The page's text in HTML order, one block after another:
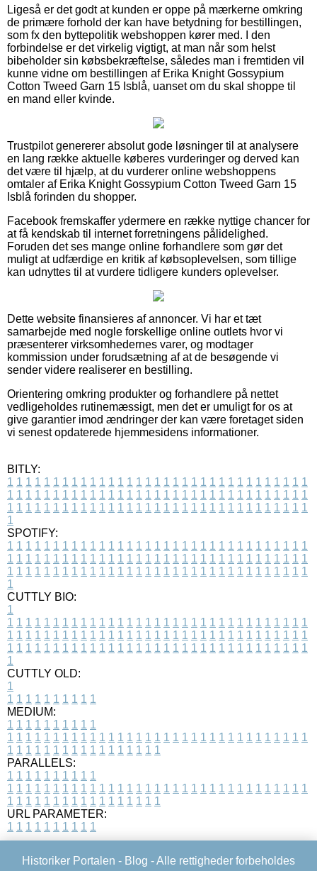
Ligeså er det godt at kunden er oppe på mærkerne omkring
de primære forhold der kan have betydning for bestillingen,
som fx den byttepolitik webshoppen kører med. I den
forbindelse er det virkelig vigtigt, at man når som helst
bibeholder sin købsbekræftelse, således man i fremtiden vil
kunne vidne om bestillingen af Erika Knight Gossypium
Cotton Tweed Garn 15 Isblå, uanset om du skal shoppe til
en mand eller kvinde.
Trustpilot genererer absolut gode løsninger til at analysere
en lang række aktuelle køberes vurderinger og derved kan
det være til hjælp, at du vurderer online webshoppens
omtaler af Erika Knight Gossypium Cotton Tweed Garn 15
Isblå forinden du shopper.
Facebook fremskaffer ydermere en række nyttige chancer for
at få kendskab til internet forretningens pålidelighed.
Foruden det ses mange online forhandlere som gør det
muligt at udfærdige en kritik af købsoplevelsen, som tillige
kan udnyttes til at vurdere tidligere kunders oplevelser.
Dette website finansieres af annoncer. Vi har et tæt
samarbejde med nogle forskellige online outlets hvor vi
præsenterer virksomhedernes varer, og modtager
kommission under forudsætning af at de besøgende vi
sender videre realiserer en bestilling.
Orientering omkring produkter og forhandlere på nettet
vedligeholdes rutinemæssigt, men det er umuligt for os at
give garantier imod ændringer der kan være foretaget siden
vi senest opdaterede hjemmesidens informationer.
BITLY:
1 1 1 1 1 1 1 1 1 1 1 1 1 1 1 1 1 1 1 1 1 1 1 1 1 1 1 1 1 1 1 1 1
1 1 1 1 1 1 1 1 1 1 1 1 1 1 1 1 1 1 1 1 1 1 1 1 1 1 1 1 1 1 1 1 1
1 1 1 1 1 1 1 1 1 1 1 1 1 1 1 1 1 1 1 1 1 1 1 1 1 1 1 1 1 1 1 1 1
1
SPOTIFY:
1 1 1 1 1 1 1 1 1 1 1 1 1 1 1 1 1 1 1 1 1 1 1 1 1 1 1 1 1 1 1 1 1
1 1 1 1 1 1 1 1 1 1 1 1 1 1 1 1 1 1 1 1 1 1 1 1 1 1 1 1 1 1 1 1 1
1 1 1 1 1 1 1 1 1 1 1 1 1 1 1 1 1 1 1 1 1 1 1 1 1 1 1 1 1 1 1 1 1
1
CUTTLY BIO:
1
1 1 1 1 1 1 1 1 1 1 1 1 1 1 1 1 1 1 1 1 1 1 1 1 1 1 1 1 1 1 1 1 1
1 1 1 1 1 1 1 1 1 1 1 1 1 1 1 1 1 1 1 1 1 1 1 1 1 1 1 1 1 1 1 1 1
1 1 1 1 1 1 1 1 1 1 1 1 1 1 1 1 1 1 1 1 1 1 1 1 1 1 1 1 1 1 1 1 1
1
CUTTLY OLD:
1
1 1 1 1 1 1 1 1 1 1
MEDIUM:
1 1 1 1 1 1 1 1 1 1
1 1 1 1 1 1 1 1 1 1 1 1 1 1 1 1 1 1 1 1 1 1 1 1 1 1 1 1 1 1 1 1 1
1 1 1 1 1 1 1 1 1 1 1 1 1 1 1 1 1
PARALLELS:
1 1 1 1 1 1 1 1 1 1
1 1 1 1 1 1 1 1 1 1 1 1 1 1 1 1 1 1 1 1 1 1 1 1 1 1 1 1 1 1 1 1 1
1 1 1 1 1 1 1 1 1 1 1 1 1 1 1 1 1
URL PARAMETER:
1 1 1 1 1 1 1 1 1 1
Historiker Portalen - Blog - Alle rettigheder forbeholdes